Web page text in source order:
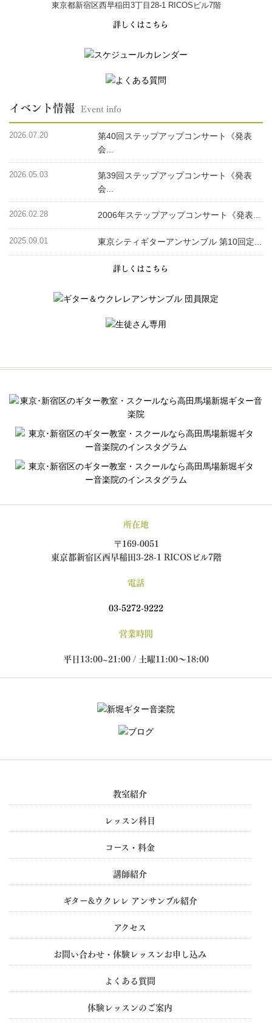
東京都新宿区西早稲田3丁目28-1 RICOSビル7階
詳しくはこちら
イベント情報 Event info
2026.07.20
第40回ステップアップコンサート《発表
会...
2026.05.03
第39回ステップアップコンサート《発表
会...
2026.02.28 2006年ステップアップコンサート《発表...
2025.09.01 東京シティギターアンサンブル 第10回定...
詳しくはこちら
所在地
〒169-0051
東京都新宿区西早稲田3-28-1 RICOSビル7階
電話
03-5272-9222
営業時間
平日13:00~21:00 / 土曜11:00～18:00
教室紹介
レッスン科目
コース・料金
講師紹介
ギター&ウクレレ アンサンブル紹介
アクセス
お問い合わせ・体験レッスンお申し込み
よくある質問
体験レッスンのご案内